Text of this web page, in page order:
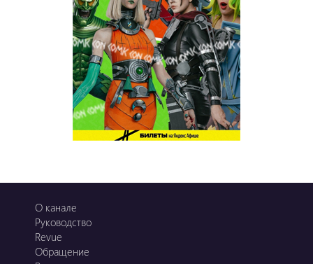
О канале
Руководство
Revue
Обращение